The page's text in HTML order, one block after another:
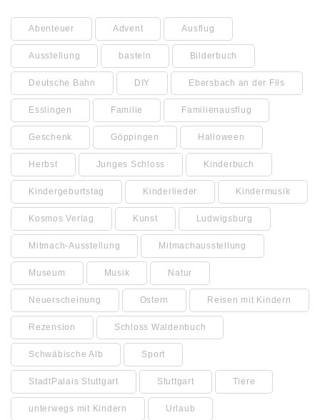
Abenteuer Advent Ausflug
Ausstellung basteln Bilderbuch
Deutsche Bahn DIY Ebersbach an der Fils
Esslingen Familie Familienausflug
Geschenk Göppingen Halloween
Herbst Junges Schloss Kinderbuch
Kindergeburtstag Kinderlieder Kindermusik
Kosmos Verlag Kunst Ludwigsburg
Mitmach-Ausstellung Mitmachausstellung
Museum Musik Natur
Neuerscheinung Ostern Reisen mit Kindern
Rezension Schloss Waldenbuch
Schwäbische Alb Sport
StadtPalais Stuttgart Stuttgart Tiere
unterwegs mit Kindern Urlaub